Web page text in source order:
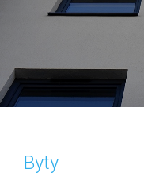
Byty